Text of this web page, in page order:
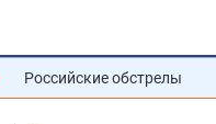
Российские обстрелы